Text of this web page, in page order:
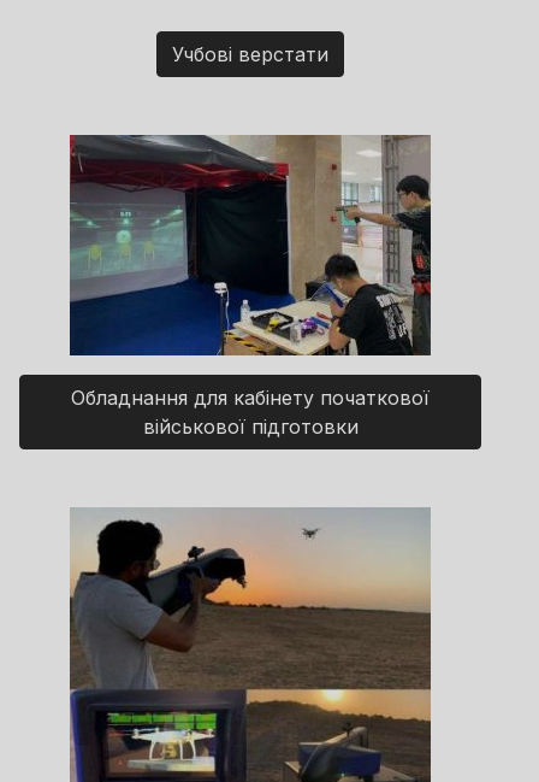
Учбові верстати
Обладнання для кабінету початкової
військової підготовки